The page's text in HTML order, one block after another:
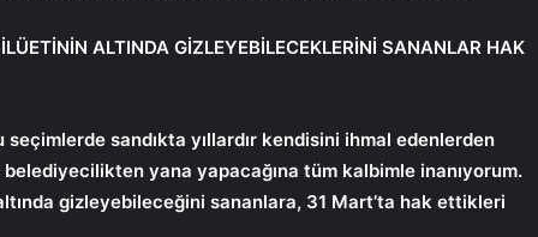
ALTINDA GİZLEYEBİLECEKLERİNİ SANANLAR HAK
seçimlerde sandıkta yıllardır kendisini ihmal edenlerden
yana yapacağına tüm kalbimle inanıyorum.
gizleyebileceğini sananlara, 31 Mart’ta hak ettikleri